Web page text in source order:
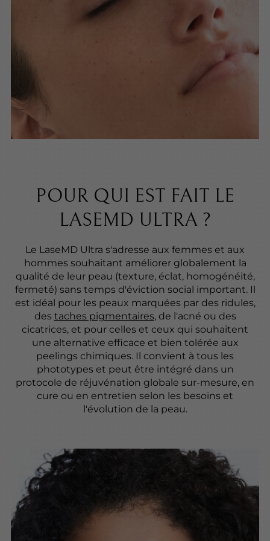
POUR QUI EST FAIT LE
LASEMD ULTRA ?
Le LaseMD Ultra s'adresse aux femmes et aux
hommes souhaitant améliorer globalement la
qualité de leur peau (texture, éclat, homogénéité,
fermeté) sans temps d'éviction social important. Il
est idéal pour les peaux marquées par des ridules,
des taches pigmentaires, de l'acné ou des
cicatrices, et pour celles et ceux qui souhaitent
une alternative efficace et bien tolérée aux
peelings chimiques. Il convient à tous les
phototypes et peut être intégré dans un
protocole de réjuvénation globale sur-mesure, en
cure ou en entretien selon les besoins et
l'évolution de la peau.